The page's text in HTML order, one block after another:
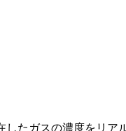
たガスの濃度をリア